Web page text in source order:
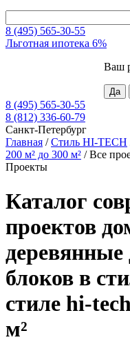
8 (495) 565-30-55
Льготная ипотека 6%
Ваш
8 (495) 565-30-55
8 (812) 336-60-79
Санкт-Петербург
Главная /Стиль HI-TECH
200 м² до 300 м² /Все
Проекты
Каталог
проектов
деревянные
блоков в
стиле hi-
м²